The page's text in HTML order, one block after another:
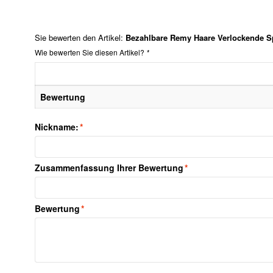
Sie bewerten den Artikel: Bezahlbare Remy Haare Verlockende
Wie bewerten Sie diesen Artikel? *
Bewertung
*
Nickname:
*
Zusammenfassung Ihrer Bewertung
*
Bewertung